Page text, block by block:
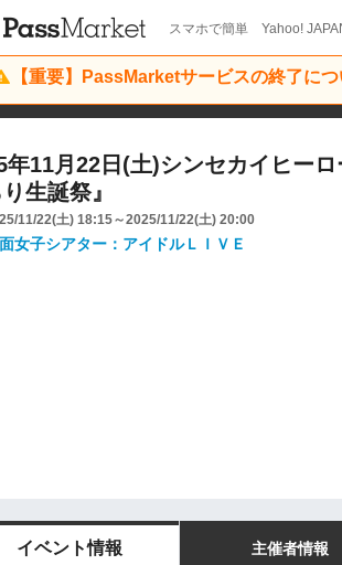
スマホで簡単 Yahoo!
【重要】PassMarketサービスの終了につ
年11月22日(土)シンセカイヒーロ
生誕祭』
11/22(土) 18:15～2025/11/22(土) 20:00
女子シアター：アイドルＬＩＶＥ
イベント情報 主催者情報